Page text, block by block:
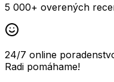
5 000+ overených
24/7 online
Radi pomáhame!